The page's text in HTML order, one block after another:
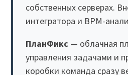
собственных серверах.
интегратора и BPM-
ПланФикс — облачная
управления задачами и
коробки команда сразу